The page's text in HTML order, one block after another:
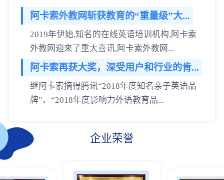
阿卡索外教网斩获教育的“重量级”大...
2019年伊始,知名的在线英语培训机构,阿卡索
外教网迎来了重大喜讯,阿卡索外教网...
阿卡索再获大奖，深受用户和行业的肯...
继阿卡索摘得腾讯“2018年度知名亲子英语品
牌”、“2018年度影响力外语教育品...
企业荣誉